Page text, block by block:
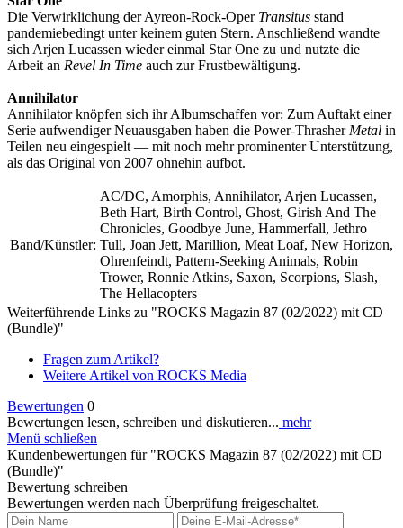
Die Verwirklichung der Ayreon-Rock-OperTransitus stand
pandemiebedingt unter keinem guten Stern. Anschließend wandte
sich Arjen Lucassen wieder einmal Star One zu und nutzte die
Arbeit an Revel In Time auch zur Frustbewältigung.
Annihilator
Annihilator knöpfen sich ihr Albumschaffen vor: Zum Auftakt einer
Serie aufwendiger Neuausgaben haben die Power-Thrasher Metal in
Teilen neu eingespielt — mit noch mehr prominenter Unterstützung,
als das Original von 2007 ohnehin aufbot.
Band/Künstler:
AC/DC, Amorphis, Annihilator, Arjen Lucassen,
Beth Hart, Birth Control, Ghost, Girish And The
Chronicles, Goodbye June, Hammerfall, Jethro
Tull, Joan Jett, Marillion, Meat Loaf, New Horizon,
Ohrenfeindt, Pattern-Seeking Animals, Robin
Trower, Ronnie Atkins, Saxon, Scorpions, Slash,
The Hellacopters
Weiterführende Links zu "ROCKS Magazin 87 (02/2022) mit CD
(Bundle)"
Fragen zum Artikel?
Weitere Artikel von ROCKS Media
Bewertungen 0
Bewertungen lesen, schreiben und diskutieren... mehr
Menü schließen
Kundenbewertungen für "ROCKS Magazin 87 (02/2022) mit CD
(Bundle)"
Bewertung schreiben
Bewertungen werden nach Überprüfung freigeschaltet.